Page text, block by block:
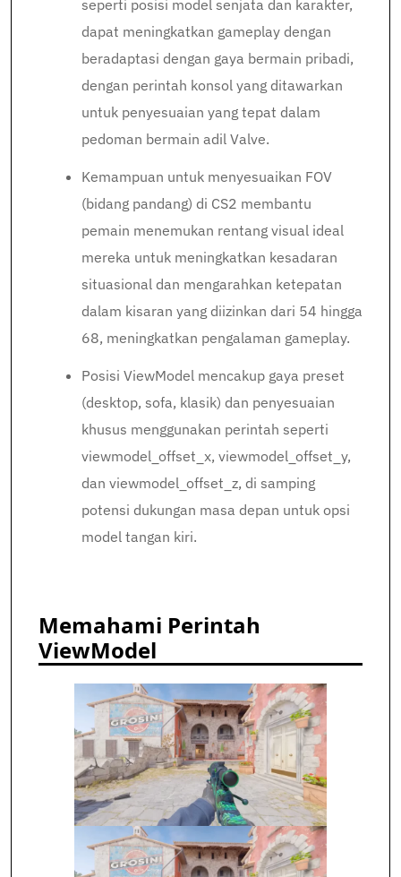
seperti posisi model senjata dan karakter,
dapat meningkatkan gameplay dengan
beradaptasi dengan gaya bermain pribadi,
dengan perintah konsol yang ditawarkan
untuk penyesuaian yang tepat dalam
pedoman bermain adil Valve.
Kemampuan untuk menyesuaikan FOV
(bidang pandang) di CS2 membantu
pemain menemukan rentang visual ideal
mereka untuk meningkatkan kesadaran
situasional dan mengarahkan ketepatan
dalam kisaran yang diizinkan dari 54 hingga
68, meningkatkan pengalaman gameplay.
Posisi ViewModel mencakup gaya preset
(desktop, sofa, klasik) dan penyesuaian
khusus menggunakan perintah seperti
viewmodel_offset_x, viewmodel_offset_y,
dan viewmodel_offset_z, di samping
potensi dukungan masa depan untuk opsi
model tangan kiri.
Memahami Perintah
ViewModel